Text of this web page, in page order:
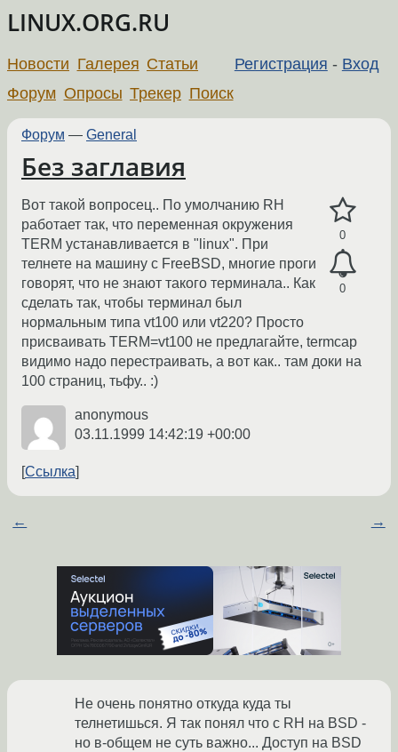
LINUX.ORG.RU
Регистрация - Вход
Новости Галерея Статьи
Форум Опросы Трекер Поиск
Форум — General
Без заглавия
0
0
Вот такой вопросец.. По умолчанию RH
работает так, что переменная окружения
TERM устанавливается в "linux". При
телнете на машину с FreeBSD, многие проги
говорят, что не знают такого терминала.. Как
сделать так, чтобы терминал был
нормальным типа vt100 или vt220? Просто
присваивать TERM=vt100 не предлагайте, termcap
видимо надо перестраивать, а вот как.. там доки на
100 страниц, тьфу.. :)
anonymous
03.11.1999 14:42:19 +00:00
Ссылка
← →
Не очень понятно откуда куда ты
телнетишься. Я так понял что с RH на BSD -
но в-общем не суть важно... Доступ на BSD